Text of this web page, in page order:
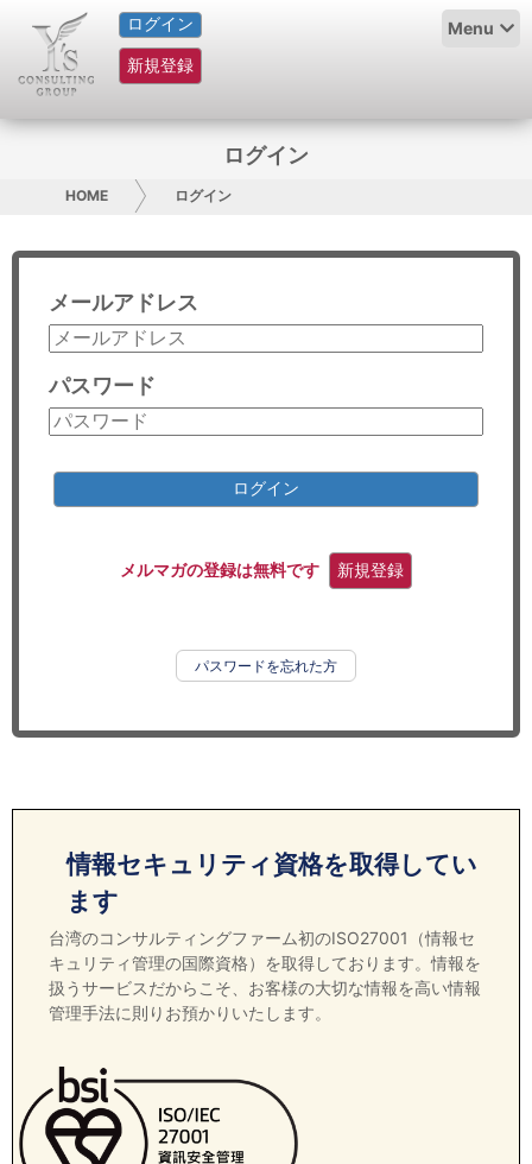
ログイン
新規登録
Menu
HOME
サービス紹介
グループ概要
採用情報
お問い合わせ
コンサルティング
リサーチ
ログイン
HOME ログイン
メールアドレス
パスワード
ログイン
メルマガの登録は無料です 新規登録
パスワードを忘れた方
情報セキュリティ資格を取得してい
ます
台湾のコンサルティングファーム初のISO27001（情報セ
キュリティ管理の国際資格）を取得しております。情報を
扱うサービスだからこそ、お客様の大切な情報を高い情報
管理手法に則りお預かりいたします。